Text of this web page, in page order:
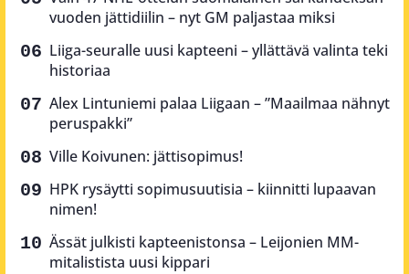
vuoden jättidiilin – nyt GM paljastaa miksi
Liiga-seuralle uusi kapteeni – yllättävä valinta teki
historiaa
Alex Lintuniemi palaa Liigaan – ”Maailmaa nähnyt
peruspakki”
Ville Koivunen: jättisopimus!
HPK rysäytti sopimusuutisia – kiinnitti lupaavan
nimen!
Ässät julkisti kapteenistonsa – Leijonien MM-
mitalistista uusi kippari